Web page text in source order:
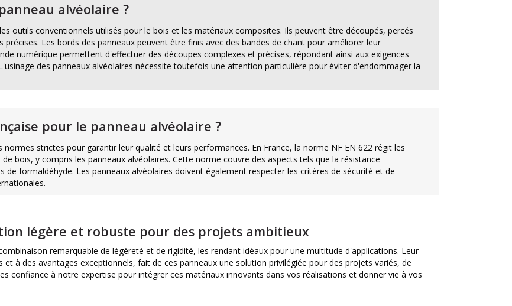
alvéolaire ?
outils conventionnels utilisés pour le bois et les matériaux composites. Ils peuvent être découpés, percés
Les bords des panneaux peuvent être finis avec des bandes de chant pour améliorer leur
numérique permettent d'effectuer des découpes complexes et précises, répondant ainsi aux exigences
des panneaux alvéolaires nécessite toutefois une attention particulière pour éviter d'endommager la
pour le panneau alvéolaire ?
strictes pour garantir leur qualité et leurs performances. En France, la norme NF EN 622 régit les
bois, y compris les panneaux alvéolaires. Cette norme couvre des aspects tels que la résistance
de formaldéhyde. Les panneaux alvéolaires doivent également respecter les critères de sécurité et de
légère et robuste pour des projets ambitieux
remarquable de légèreté et de rigidité, les rendant idéaux pour une multitude d'applications. Leur
à des avantages exceptionnels, fait de ces panneaux une solution privilégiée pour des projets variés, de
confiance à notre expertise pour intégrer ces matériaux innovants dans vos réalisations et donner vie à vos